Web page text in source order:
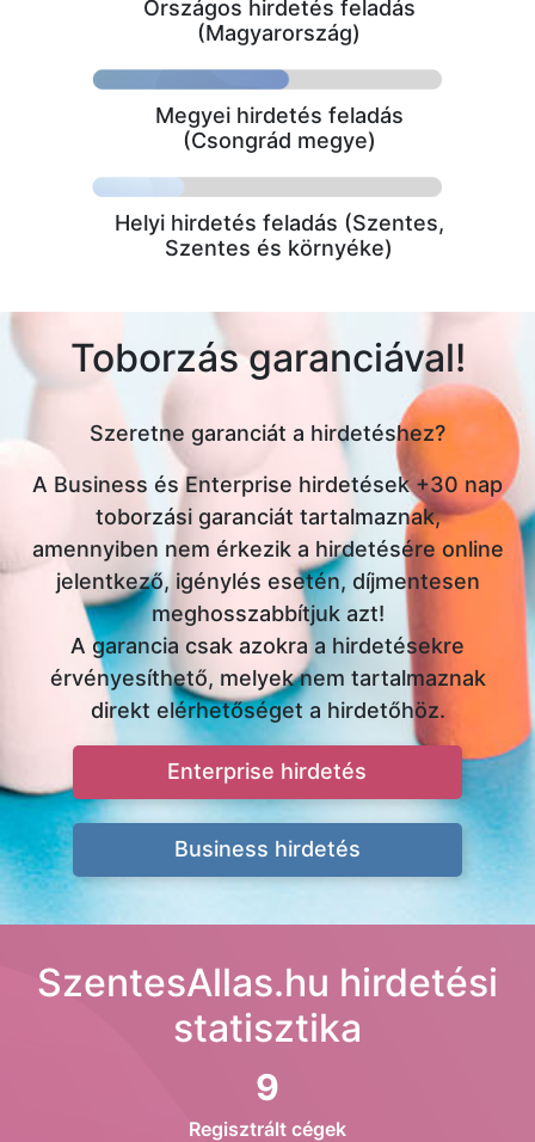
Országos hirdetés feladás
(Magyarország)
Megyei hirdetés feladás
(Csongrád megye)
Helyi hirdetés feladás (Szentes,
Szentes és környéke)
Toborzás garanciával!
Szeretne garanciát a hirdetéshez?
A Business és Enterprise hirdetések +30 nap
toborzási garanciát tartalmaznak,
amennyiben nem érkezik a hirdetésére online
jelentkező, igénylés esetén, díjmentesen
meghosszabbítjuk azt!
A garancia csak azokra a hirdetésekre
érvényesíthető, melyek nem tartalmaznak
direkt elérhetőséget a hirdetőhöz.
Enterprise hirdetés
Business hirdetés
SzentesAllas.hu hirdetési
statisztika
9
Regisztrált cégek